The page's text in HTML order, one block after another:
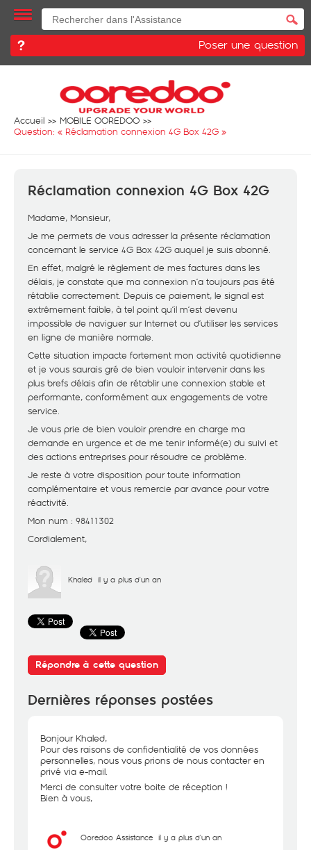
Poser une question
Accueil
MOBILE OOREDOO
Question: « Réclamation connexion 4G Box 42G »
Réclamation connexion 4G Box 42G
Madame, Monsieur,
Je me permets de vous adresser la présente réclamation
concernant le service 4G Box 42G auquel je suis abonné.
En effet, malgré le règlement de mes factures dans les
délais, je constate que ma connexion n’a toujours pas été
rétablie correctement. Depuis ce paiement, le signal est
extrêmement faible, à tel point qu’il m’est devenu
impossible de naviguer sur Internet ou d’utiliser les services
en ligne de manière normale.
Cette situation impacte fortement mon activité quotidienne
et je vous saurais gré de bien vouloir intervenir dans les
plus brefs délais afin de rétablir une connexion stable et
performante, conformément aux engagements de votre
service.
Je vous prie de bien vouloir prendre en charge ma
demande en urgence et de me tenir informé(e) du suivi et
des actions entreprises pour résoudre ce problème.
Je reste à votre disposition pour toute information
complémentaire et vous remercie par avance pour votre
réactivité.
Mon num : 98411302
Cordialement,
Khaled il y a plus d'un an
Répondre à cette question
Dernières réponses postées
Bonjour Khaled,
Pour des raisons de confidentialité de vos données
personnelles, nous vous prions de nous contacter en
privé via e-mail.
Merci de consulter votre boite de réception !
Bien à vous,
Ooredoo Assistance il y a plus d'un an